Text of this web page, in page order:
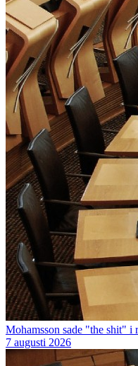
Mohamsson sade "the shit" i
7 augusti 2026